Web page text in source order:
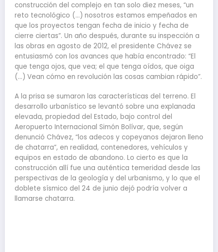
construcción del complejo en tan solo diez meses, “un
reto tecnológico (…) nosotros estamos empeñados en
que los proyectos tengan fecha de inicio y fecha de
cierre ciertas”. Un año después, durante su inspección a
las obras en agosto de 2012, el presidente Chávez se
entusiasmó con los avances que había encontrado: “El
que tenga ojos, que vea; el que tenga oídos, que oiga
(…) Vean cómo en revolución las cosas cambian rápido”.
A la prisa se sumaron las características del terreno. El
desarrollo urbanístico se levantó sobre una explanada
elevada, propiedad del Estado, bajo control del
Aeropuerto Internacional Simón Bolívar, que, según
denunció Chávez, “los adecos y copeyanos dejaron lleno
de chatarra”, en realidad, contenedores, vehículos y
equipos en estado de abandono. Lo cierto es que la
construcción allí fue una auténtica temeridad desde las
perspectivas de la geología y del urbanismo, y lo que el
doblete sísmico del 24 de junio dejó podría volver a
llamarse chatarra.